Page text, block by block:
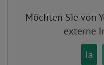
Möchten Sie von
externe
Ja